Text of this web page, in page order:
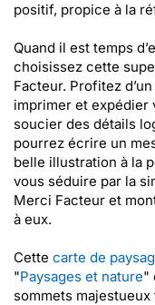
positif, propice à la
Quand il est temps
choisissez cette
Facteur. Profitez
imprimer et expédier
soucier des détails
pourrez écrire un
belle illustration à la
vous séduire par la
Merci Facteur et
à eux.
Cette carte de
"Paysages et nature"
sommets